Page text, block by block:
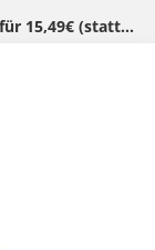
(statt 24€)